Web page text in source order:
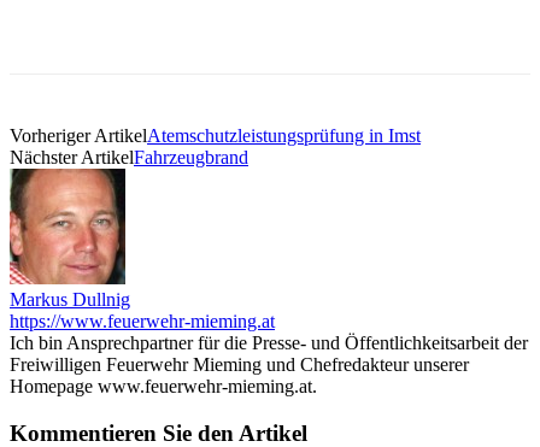
Vorheriger ArtikelAtemschutzleistungsprüfung in Imst
Nächster ArtikelFahrzeugbrand
Markus Dullnig
https://www.feuerwehr-mieming.at
Ich bin Ansprechpartner für die Presse- und Öffentlichkeitsarbeit der
Freiwilligen Feuerwehr Mieming und Chefredakteur unserer
Homepage www.feuerwehr-mieming.at.
Kommentieren Sie den Artikel